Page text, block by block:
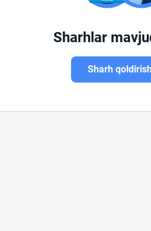
Sharhlar
Sharh qoldirish